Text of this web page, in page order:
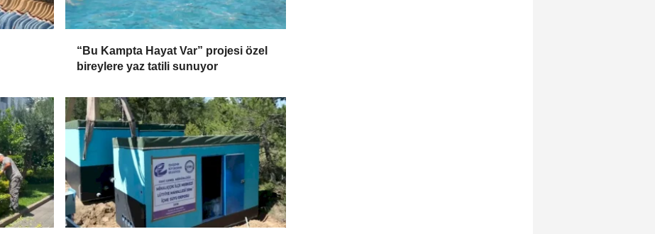
“Bu Kampta Hayat Var” projesi özel
bireylere yaz tatili sunuyor